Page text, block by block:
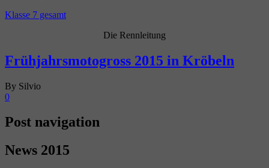
Klasse 7 gesamt
Die Rennleitung
Frühjahrsmotogross 2015 in Kröbeln
By Silvio
0
Post navigation
News 2015